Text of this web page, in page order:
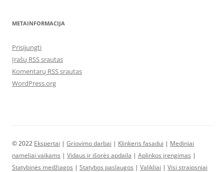
METAINFORMACIJA
Prisijungti
Įrašų RSS srautas
Komentarų RSS srautas
WordPress.org
© 2022 Ekspertai | Griovimo darbai | Klinkeris fasadui | Mediniai
nameliai vaikams | Vidaus ir išorės apdaila | Aplinkos įrengimas |
Statybinės medžiagos | Statybos paslaugos | Valikliai | Visi straipsniai